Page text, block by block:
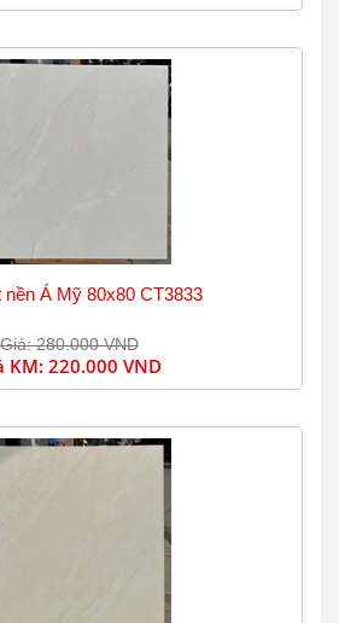
nền Á Mỹ 80x80 CT3833
Giá: 280.000 VND
KM: 220.000 VND